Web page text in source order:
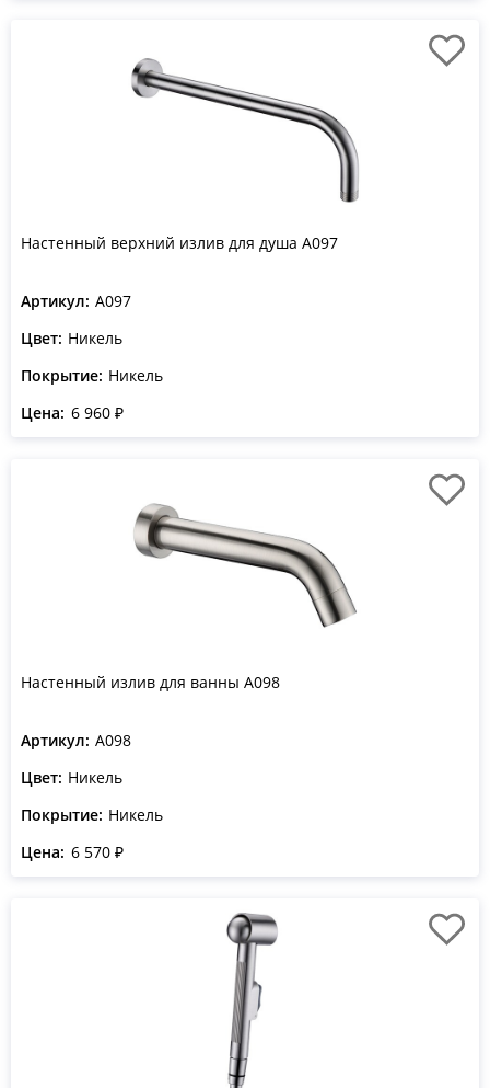
Настенный верхний излив для душа A097
Артикул: A097
Цвет: Никель
Покрытие: Никель
Цена: 6 960 ₽
Настенный излив для ванны A098
Артикул: A098
Цвет: Никель
Покрытие: Никель
Цена: 6 570 ₽